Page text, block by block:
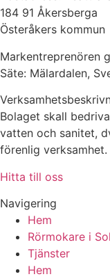
184 91 Åkersberga
Österåkers kommun
Markentreprenören
Säte: Mälardalen,
Bolaget skall
vatten och sanitet,
förenlig verksamhet.
Hitta till oss
Navigering
Hem
Rörmokare i
Tjänster
Hem